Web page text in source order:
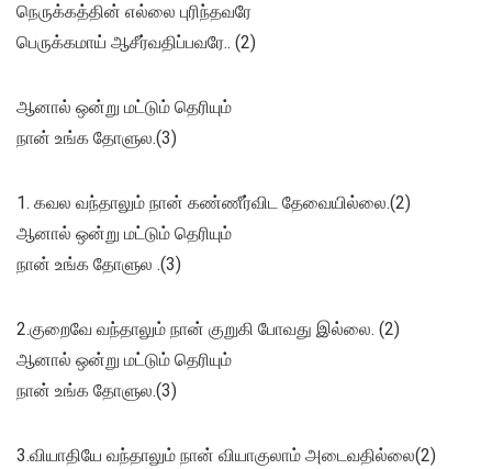
நெருக்கத்தின் எல்லை புரிந்தவரே
பெருக்கமாய் ஆசீர்வதிப்பவரே.. (2)
ஆனால் ஒன்று மட்டும் தெரியும்
நான் உங்க தோளுல.(3)
1. கவல வந்தாலும் நான் கண்ணீர்விட தேவையில்லை.(2)
ஆனால் ஒன்று மட்டும் தெரியும்
நான் உங்க தோளுல .(3)
2.குறைவே வந்தாலும் நான் குறுகி போவது இல்லை. (2)
ஆனால் ஒன்று மட்டும் தெரியும்
நான் உங்க தோளுல.(3)
3.வியாதியே வந்தாலும் நான் வியாகுலாம் அடைவதில்லை(2)